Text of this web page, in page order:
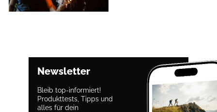
Newsletter
Bleib top-informiert!
Produkttests, Tipps und
alles für dein